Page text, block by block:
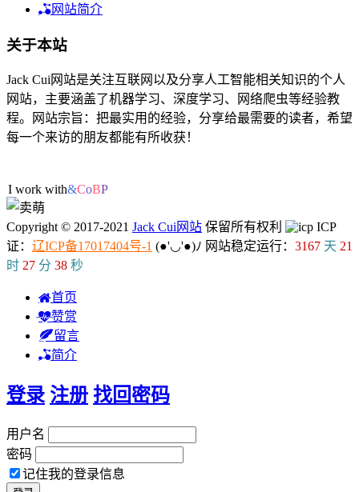
网站简介
关于本站
Jack Cui网站是关注互联网以及分享人工智能相关知识的个人
网站，主要涵盖了机器学习、深度学习、网络爬虫等经验教
程。网站宗旨：把最实用的经验，分享给最需要的读者，希望
每一个来访的朋友都能有所收获！
I work with ML/D&
Copyright © 2017-2021 Jack Cui网站 保留所有权利
ICP
证： 辽ICP备17017404号-1 (●'◡'●)ﾉ 网站稳定运行： 3167 天 21
时 27 分 38 秒
首页
赞赏
留言
简介
登录 注册 找回密码
用户名
密码
记住我的登录信息